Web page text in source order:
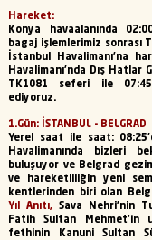
Hareket:
Konya havaalanında
bagaj işlemlerimiz sonrası
İstanbul Havalimanı’na
Havalimanı’nda Dış Hatlar
TK1081 seferi ile
ediyoruz.
1.Gün: İSTANBUL - BELGRAD
Yerel saat ile saat:
Havalimanında bizleri
buluşuyor ve Belgrad
ve hareketliliğin yeni
kentlerinden biri olan
Yıl Anıtı, Sava Nehri'nin
Fatih Sultan Mehmet'in
fethinin Kanuni Sultan